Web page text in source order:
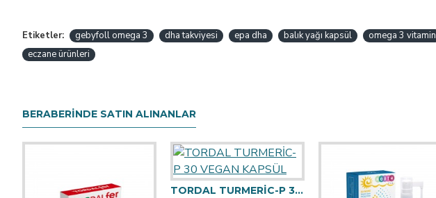
Etiketler: gebyfoll omega 3 dha takviyesi epa dha balık yağı kapsül omega 3 vitamin
eczane ürünleri
BERABERINDE SATIN ALINANLAR
TORDAL TURMERİC-P 30 VEGAN KAPSÜL